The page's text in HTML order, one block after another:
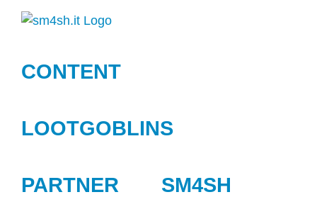
Zum
CONTENT
LOOTGOBLINS
PARTNER SM4SH